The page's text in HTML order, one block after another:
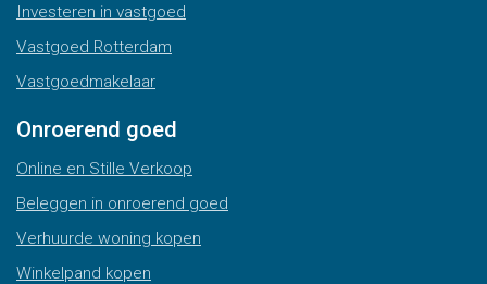
Investeren in vastgoed
Vastgoed Rotterdam
Vastgoedmakelaar
Onroerend goed
Online en Stille Verkoop
Beleggen in onroerend goed
Verhuurde woning kopen
Winkelpand kopen